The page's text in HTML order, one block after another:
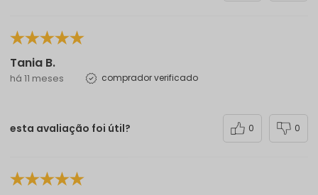
Tania B.
há 11 meses comprador verificado
esta avaliação foi útil? 0 0